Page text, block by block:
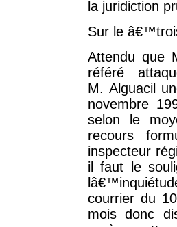
la juridiction
Sur le
Attendu que
référé
M. Alguacil
novembre
selon le
recours
inspecteur
il faut le
courrier du
mois donc